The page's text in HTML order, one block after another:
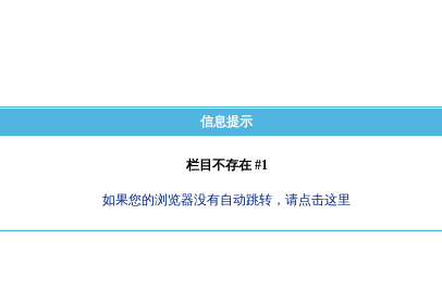
信息提示
栏目不存在 #1
如果您的浏览器没有自动跳转，请点击这里